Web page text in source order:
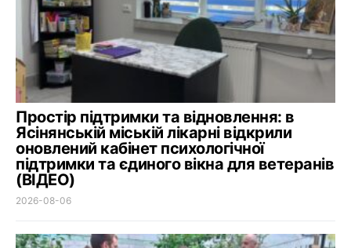
Простір підтримки та відновлення: в
Ясінянській міській лікарні відкрили
оновлений кабінет психологічної
підтримки та єдиного вікна для ветеранів
(ВІДЕО)
2026-08-06